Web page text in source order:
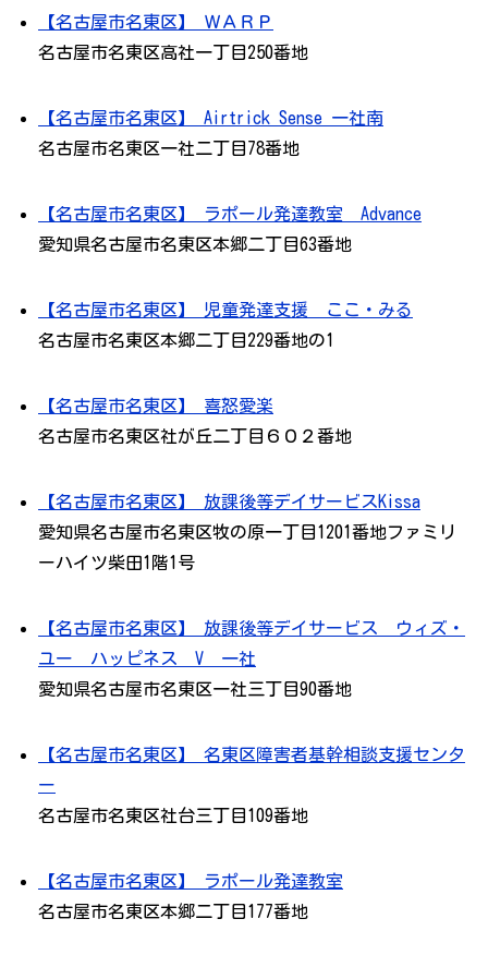
【名古屋市名東区】 ＷＡＲＰ
名古屋市名東区高社一丁目250番地
【名古屋市名東区】 Airtrick Sense 一社南
名古屋市名東区一社二丁目78番地
【名古屋市名東区】 ラポール発達教室 Advance
愛知県名古屋市名東区本郷二丁目63番地
【名古屋市名東区】 児童発達支援 ここ・みる
名古屋市名東区本郷二丁目229番地の1
【名古屋市名東区】 喜怒愛楽
名古屋市名東区社が丘二丁目６０２番地
【名古屋市名東区】 放課後等デイサービスKissa
愛知県名古屋市名東区牧の原一丁目1201番地ファミリ
ーハイツ柴田1階1号
【名古屋市名東区】 放課後等デイサービス ウィズ・
ユー ハッピネス V 一社
愛知県名古屋市名東区一社三丁目90番地
【名古屋市名東区】 名東区障害者基幹相談支援センタ
ー
名古屋市名東区社台三丁目109番地
【名古屋市名東区】 ラポール発達教室
名古屋市名東区本郷二丁目177番地